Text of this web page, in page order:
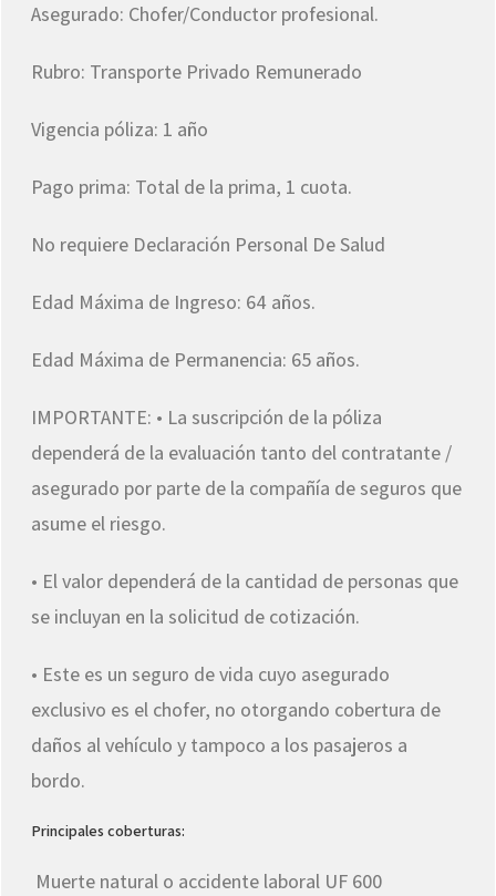
Asegurado: Chofer/Conductor profesional.
Rubro: Transporte Privado Remunerado
Vigencia póliza: 1 año
Pago prima: Total de la prima, 1 cuota.
No requiere Declaración Personal De Salud
Edad Máxima de Ingreso: 64 años.
Edad Máxima de Permanencia: 65 años.
IMPORTANTE: • La suscripción de la póliza
dependerá de la evaluación tanto del contratante /
asegurado por parte de la compañía de seguros que
asume el riesgo.
• El valor dependerá de la cantidad de personas que
se incluyan en la solicitud de cotización.
• Este es un seguro de vida cuyo asegurado
exclusivo es el chofer, no otorgando cobertura de
daños al vehículo y tampoco a los pasajeros a
bordo.
Principales coberturas:
Muerte natural o accidente laboral UF 600